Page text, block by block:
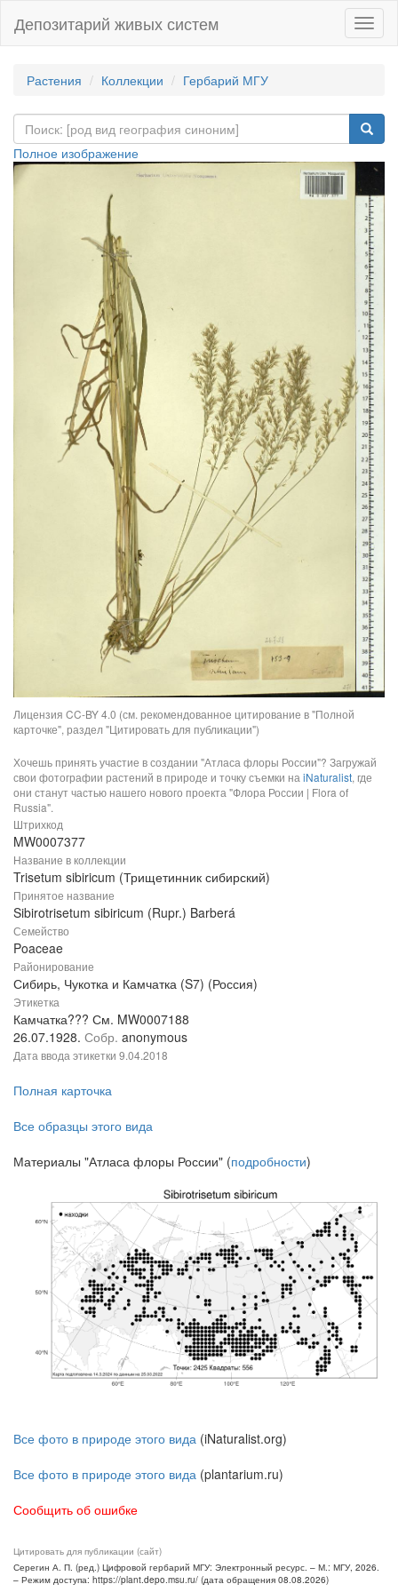
Депозитарий живых систем
Растения Коллекции Гербарий МГУ
Полное изображение
Лицензия CC-BY 4.0 (см. рекомендованное цитирование в "Полной
карточке", раздел "Цитировать для публикации")
Хочешь принять участие в создании "Атласа флоры России"? Загружай
свои фотографии растений в природе и точку съемки на iNaturalist, где
они станут частью нашего нового проекта "Флора России | Flora of
Russia".
Штрихкод
MW0007377
Название в коллекции
Trisetum sibiricum (Трищетинник сибирский)
Принятое название
Sibirotrisetum sibiricum (Rupr.) Barberá
Семейство
Poaceae
Районирование
Сибирь, Чукотка и Камчатка (S7) (Россия)
Этикетка
Камчатка??? См. MW0007188
26.07.1928. Собр. anonymous
Дата ввода этикетки 9.04.2018
Полная карточка
Все образцы этого вида
Материалы "Атласа флоры России" (подробности)
Все фото в природе этого вида (iNaturalist.org)
Все фото в природе этого вида (plantarium.ru)
Сообщить об ошибке
Цитировать для публикации (сайт)
Серегин А. П. (ред.) Цифровой гербарий МГУ: Электронный ресурс. – М.: МГУ, 2026.
– Режим доступа: https://plant.depo.msu.ru/ (дата обращения 08.08.2026)